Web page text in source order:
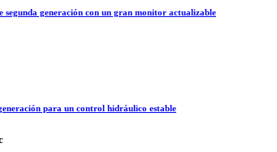
segunda generación con un gran monitor actualizable
para un control hidráulico estable